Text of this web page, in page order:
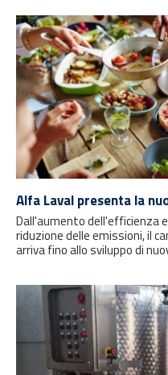
Alfa Laval presenta la
Dall'aumento dell'efficienza
riduzione delle emissioni, il
arriva fino allo sviluppo di